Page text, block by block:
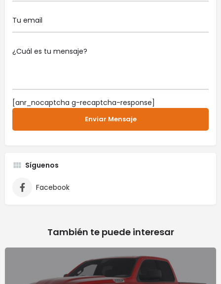
[anr_nocaptcha g-recaptcha-response]
Síguenos
Facebook
También te puede interesar